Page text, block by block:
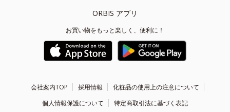
ORBIS アプリ
お買い物をもっと楽しく、便利に！
会社案内TOP 採用情報
化粧品の使用上の注意について
個人情報保護について
特定商取引法に基づく表記